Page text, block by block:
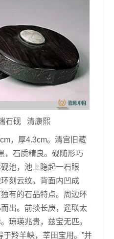
石砚 清康熙
，厚4.3cm。清宫旧藏
石质精良。砚随形巧
池，池上隐起一石眼
刻云纹。背面内凹成
有的石品特点。周边环
出。前掞长庚，遥联太
琼瑛兆贵，兹宝无匹。
于羚羊峡，莘田宝用。”并